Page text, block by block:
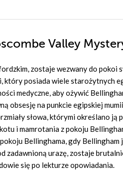
Valley
zostaje wezwany do pokoi
który posiada wiele starożytnych
medyczne, aby ożywić
obsesję na punkcie egipskiej
słowa, którymi określano ją
i mamrotania z pokoju
Bellinghama, gdy Bellingham
zadawnioną urazę, zostaje
się po lekturze opowiadania.